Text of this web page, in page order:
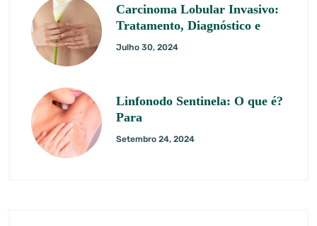
Carcinoma Lobular Invasivo:
Tratamento, Diagnóstico e
Julho 30, 2024
Linfonodo Sentinela: O que é?
Para
Setembro 24, 2024